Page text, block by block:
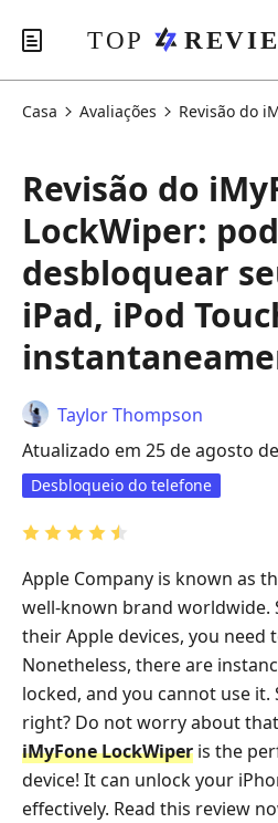
Casa Avaliações Revisão do
Revisão do
LockWiper:
desbloquear
iPad, iPod
Taylor Thompson
Atualizado em 25 de agosto
Desbloqueio do telefone
Apple Company is known as
well-known brand worldwide.
their Apple devices, you need
Nonetheless, there are
locked, and you cannot use it.
right? Do not worry about
iMyFone LockWiper is the
device! It can unlock your
effectively. Read this review